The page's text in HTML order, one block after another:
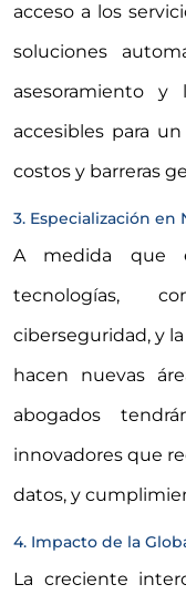
acceso a los
soluciones
asesoramiento y
accesibles para
costos y barreras
3. Especialización en
A medida que
tecnologías,
ciberseguridad, y
hacen nuevas
abogados
innovadores que
datos, y
4. Impacto de la
La creciente